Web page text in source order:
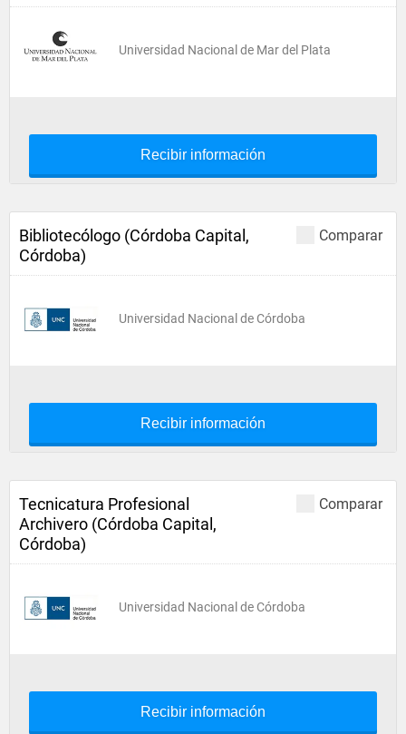
Universidad Nacional de Mar del Plata
Recibir información
Comparar
Bibliotecólogo (Córdoba Capital,
Córdoba)
Universidad Nacional de Córdoba
Recibir información
Comparar
Tecnicatura Profesional
Archivero (Córdoba Capital,
Córdoba)
Universidad Nacional de Córdoba
Recibir información